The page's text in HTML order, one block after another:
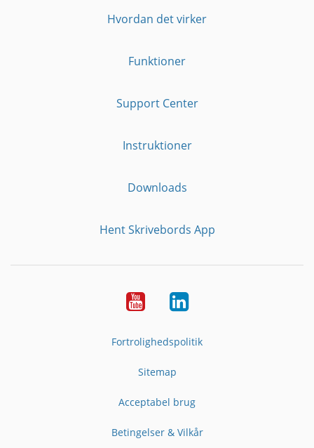
Hvordan det virker
Funktioner
Support Center
Instruktioner
Downloads
Hent Skrivebords App
YouTubeLinkedIn
Fortrolighedspolitik
Sitemap
Acceptabel brug
Betingelser & Vilkår